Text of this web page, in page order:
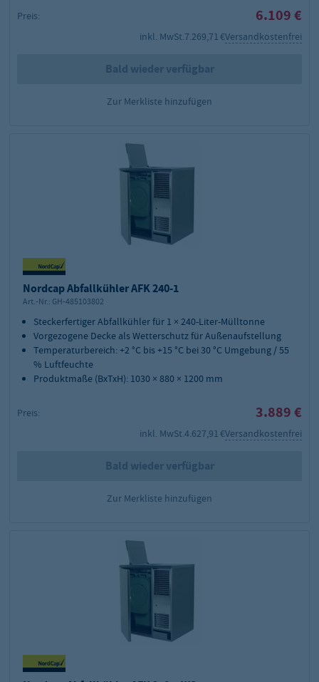
Preis: 6.109 €
inkl. MwSt.7.269,71 €Versandkostenfrei
Bald wieder verfügbar
Zur Merkliste hinzufügen
Nordcap Abfallkühler AFK 240-1
Art.-Nr.: GH-485103802
Steckerfertiger Abfallkühler für 1 × 240-Liter-Mülltonne
Vorgezogene Decke als Wetterschutz für Außenaufstellung
Temperaturbereich: +2 °C bis +15 °C bei 30 °C Umgebung / 55
% Luftfeuchte
Produktmaße (BxTxH): 1030 × 880 × 1200 mm
Preis: 3.889 €
inkl. MwSt.4.627,91 €Versandkostenfrei
Bald wieder verfügbar
Zur Merkliste hinzufügen